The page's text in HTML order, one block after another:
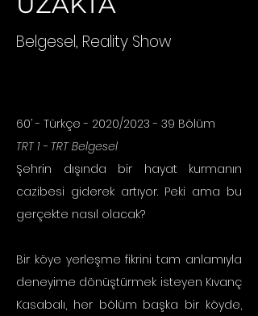
Belgesel, Reality Show
60’ - Türkçe - 2020/2023 - 39 Bölüm
TRT 1 - TRT Belgesel
Şehrin dışında bir hayat kurmanın
cazibesi giderek artıyor. Peki ama bu
gerçekte nasıl olacak?
Bir köye yerleşme fikrini tam anlamıyla
deneyime dönüştürmek isteyen Kıvanç
Kasabalı, her bölüm başka bir köyde,